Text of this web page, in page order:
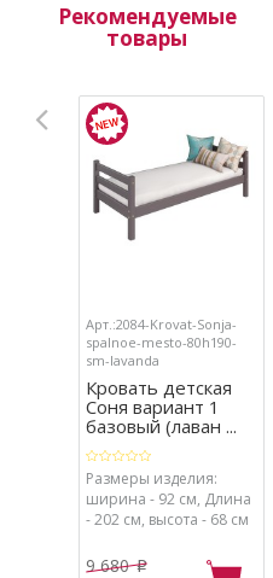
Рекомендуемые
товары
Арт.:2084-Krovat-Sonja-
spalnoe-mesto-80h190-
sm-lavanda
Кровать детская
Соня вариант 1
базовый (лаван ...
Размеры изделия:
ширина - 92 см, Длина
- 202 см, высота - 68 см
9 680 p